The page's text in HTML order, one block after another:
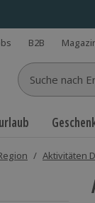
B2B
Suche nach
/ Aktivitäten